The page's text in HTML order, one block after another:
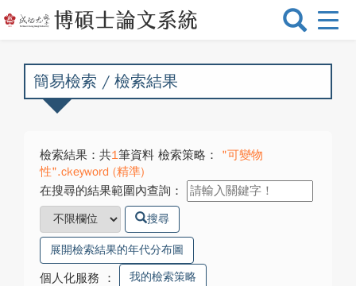
選
換
簡易檢索 / 檢索結果
檢索結果：共1筆資料 檢索策略：
"可變物
性".ckeyword (精準)
在搜尋的結果範圍內查詢：
搜尋
展開檢索結果的年代分布圖
個人化服務 ： 我的檢索策略